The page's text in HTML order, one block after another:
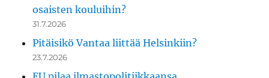
osaisten kouluihin?
31.7.2026
Pitäisikö Vantaa liittää Helsinkiin?
23.7.2026